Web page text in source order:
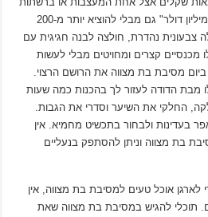
היקרות. תמיד אפשר להראות "מיליון דולר" גם מבלי להוציא יותר מ-200
צבעונית נהדרת, חולצה לבנה חגיגית עם
מכנסיים קצרים ומחויטים מבלי לעשות
מסיבת בת מצווה את הרושם הרצוי.
מבת הדודה לעזור לך בהכנות כמה שעות
החלקי את השיער וסדרי את הגבות.
בעדינות ולבחור בתכשיט מחמיא. אין
בת מצווה וניתן להסתפק בנעליים
לארגן אוכל טעים למסיבת בת מצווה, אין
תוכלי להגיש במסיבת בת מצווה שאת